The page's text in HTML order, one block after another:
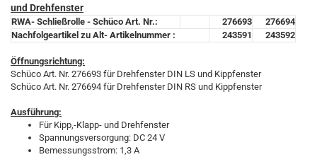
und Drehfenster
RWA- Schließrolle - Schüco Art. Nr.: 276693
276694
Nachfolgeartikel zu Alt- Artikelnummer :
243591 243592
Öffnungsrichtung:
Schüco Art. Nr. 276693 für Drehfenster DIN LS und Kippfenster
Schüco Art. Nr. 276694 für Drehfenster DIN RS und Kippfenster
Ausführung:
Für Kipp,-Klapp- und Drehfenster
Spannungsversorgung: DC 24 V
Bemessungsstrom: 1,3 A